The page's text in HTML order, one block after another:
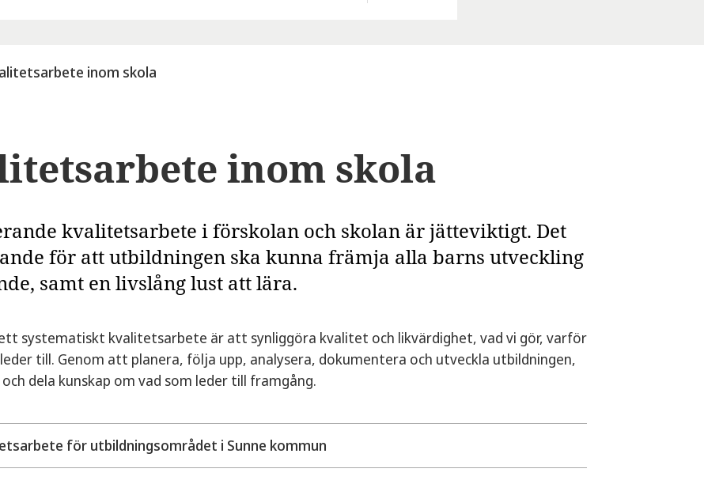
inom skola
inom skola
kvalitetsarbete i förskolan och skolan är jätteviktigt. Det
för att utbildningen ska kunna främja alla barns utveckling
samt en livslång lust att lära.
systematiskt kvalitetsarbete är att synliggöra kvalitet och likvärdighet, vad vi gör, varför
till. Genom att planera, följa upp, analysera, dokumentera och utveckla utbildningen,
och dela kunskap om vad som leder till framgång.
för utbildningsområdet i Sunne kommun